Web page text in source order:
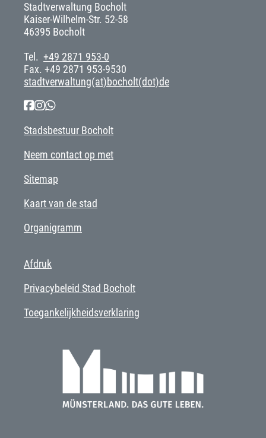
Stadtverwaltung Bocholt
Kaiser-Wilhelm-Str. 52-58
46395 Bocholt
Tel. +49 2871 953-0
Fax. +49 2871 953-9530
stadtverwaltung(at)bocholt(dot)de
Stadsbestuur Bocholt
Neem contact op met
Sitemap
Kaart van de stad
Organigramm
Afdruk
Privacybeleid Stad Bocholt
Toegankelijkheidsverklaring